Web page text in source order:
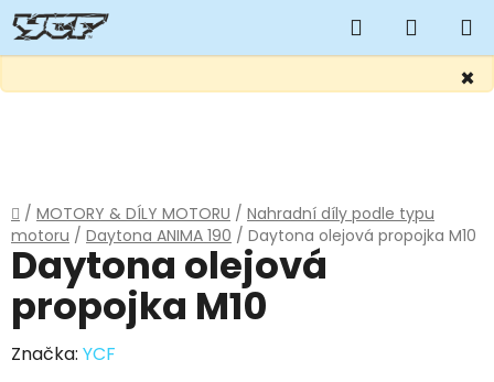
×
Hledat
KOŠÍK
Domů
/ MOTORY & DÍLY MOTORU / Nahradní díly podle typu
motoru / Daytona ANIMA 190 / Daytona olejová propojka M10
Daytona olejová
propojka M10
Značka: YCF